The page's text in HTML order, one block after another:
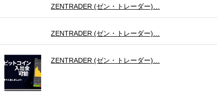
ZENTRADER (ゼン・トレーダー)…
ZENTRADER (ゼン・トレーダー)…
ZENTRADER (ゼン・トレーダー)…